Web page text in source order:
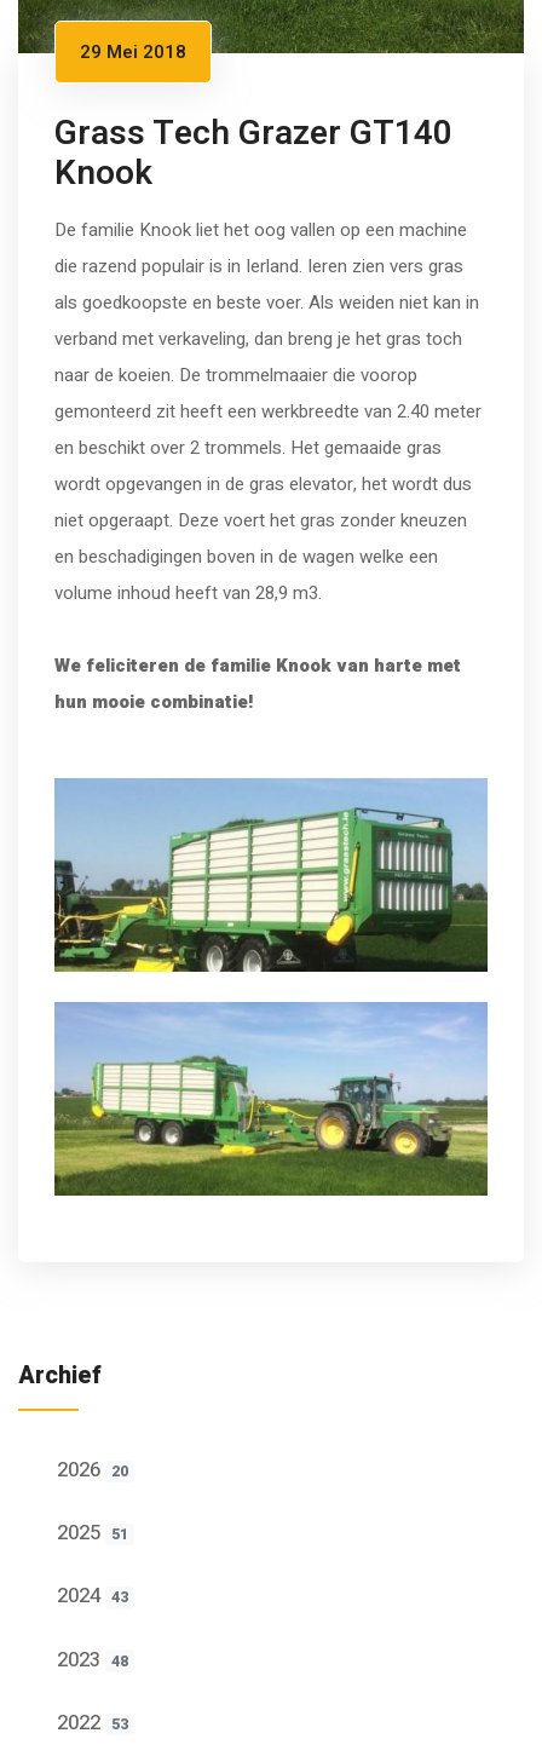
29 Mei 2018
Grass Tech Grazer GT140
Knook
De familie Knook liet het oog vallen op een machine
die razend populair is in Ierland. Ieren zien vers gras
als goedkoopste en beste voer. Als weiden niet kan in
verband met verkaveling, dan breng je het gras toch
naar de koeien. De trommelmaaier die voorop
gemonteerd zit heeft een werkbreedte van 2.40 meter
en beschikt over 2 trommels. Het gemaaide gras
wordt opgevangen in de gras elevator, het wordt dus
niet opgeraapt. Deze voert het gras zonder kneuzen
en beschadigingen boven in de wagen welke een
volume inhoud heeft van 28,9 m3.
We feliciteren de familie Knook van harte met
hun mooie combinatie!
Archief
2026 20
2025 51
2024 43
2023 48
2022 53